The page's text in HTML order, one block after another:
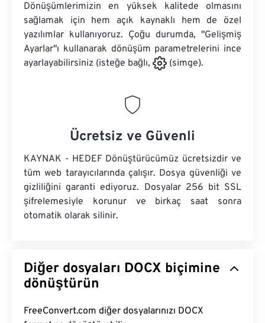
Dönüşümlerimizin en yüksek kalitede olmasını
sağlamak için hem açık kaynaklı hem de özel
yazılımlar kullanıyoruz. Çoğu durumda, "Gelişmiş
Ayarlar"ı kullanarak dönüşüm parametrelerini ince
ayarlayabilirsiniz (isteğe bağlı,
(simge).
Ücretsiz ve Güvenli
KAYNAK - HEDEF Dönüştürücümüz ücretsizdir ve
tüm web tarayıcılarında çalışır. Dosya güvenliği ve
gizliliğini garanti ediyoruz. Dosyalar 256 bit SSL
şifrelemesiyle korunur ve birkaç saat sonra
otomatik olarak silinir.
Diğer dosyaları DOCX biçimine
dönüştürün
FreeConvert.com diğer dosyalarınızı DOCX